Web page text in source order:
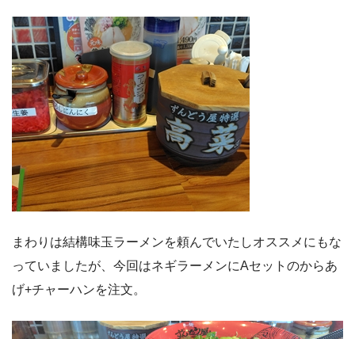
まわりは結構味玉ラーメンを頼んでいたしオススメにもな
っていましたが、今回はネギラーメンにAセットのからあ
げ+チャーハンを注文。
動